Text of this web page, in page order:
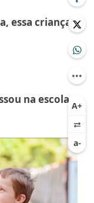
essa criança
na escola